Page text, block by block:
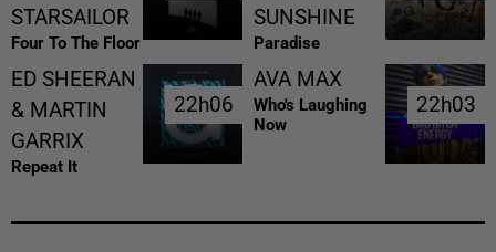
STARSAILOR
Four To The Floor
SUNSHINE
Paradise
ED SHEERAN
& MARTIN
GARRIX
Repeat It
22h06
22h06
AVA MAX
Who's Laughing
Now
22h03
22h03